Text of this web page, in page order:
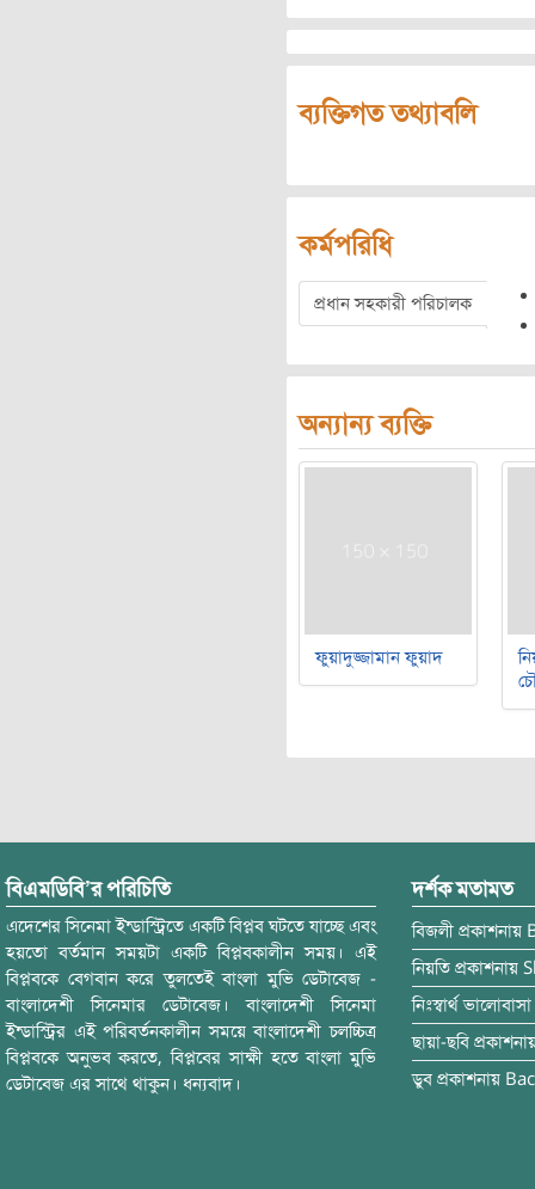
ব্যক্তিগত তথ্যাবলি
কর্মপরিধি
প্রধান সহকারী পরিচালক
অন্যান্য ব্যক্তি
ফুয়াদুজ্জামান ফুয়াদ
বিএমডিবি’র পরিচিতি
এদেশের সিনেমা ইন্ডাস্ট্রিতে একটি বিপ্লব ঘটতে যাচ্ছে এবং
হয়তো বর্তমান সময়টা একটি বিপ্লবকালীন সময়। এই
বিপ্লবকে বেগবান করে তুলতেই বাংলা মুভি ডেটাবেজ -
বাংলাদেশী সিনেমার ডেটাবেজ। বাংলাদেশী সিনেমা
ইন্ডাস্ট্রির এই পরিবর্তনকালীন সময়ে বাংলাদেশী চলচ্চিত্র
বিপ্লবকে অনুভব করতে, বিপ্লবের সাক্ষী হতে বাংলা মুভি
ডেটাবেজ এর সাথে থাকুন। ধন্যবাদ।
দর্শক মতামত
বিজলী প্রকাশনায়
নিয়তি প্রকাশনায়
নিঃস্বার্থ ভালোবাসা
ছায়া-ছবি
ডুব প্রকাশনায়